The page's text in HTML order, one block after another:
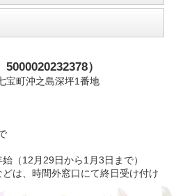
）
町沖之島深坪1番地
（12月29日から1月3日まで）
は、時間外窓口にて終日受け付け